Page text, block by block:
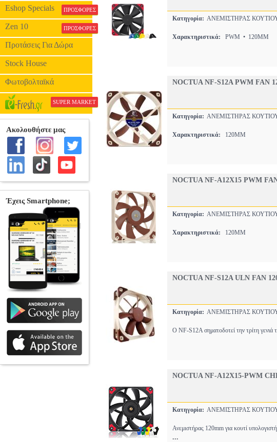
Eshop Specials ΠΡΟΣΦΟΡΕΣ
Zen 10 ΠΡΟΣΦΟΡΕΣ
Προτάσεις Για Δώρα
Stock House
Φωτοβολταϊκά
SUPER MARKET
Κατηγορία: ΑΝΕΜΙΣΤΗΡΑΣ
Χαρακτηριστικά: PWM • 120MM
NOCTUA NF-S12A PWM FAN
Κατηγορία: ΑΝΕΜΙΣΤΗΡΑΣ
Χαρακτηριστικά: 120MM
NOCTUA NF-A12X15 PWM
Κατηγορία: ΑΝΕΜΙΣΤΗΡΑΣ
Χαρακτηριστικά: 120MM
NOCTUA NF-S12A ULN FAN
Κατηγορία: ΑΝΕΜΙΣΤΗΡΑΣ
Ο NF-S12A σηματοδοτεί την τρίτη
NOCTUA NF-A12X15-PWM
Κατηγορία: ΑΝΕΜΙΣΤΗΡΑΣ
Ανεμιστήρας 120mm για κουτί
...